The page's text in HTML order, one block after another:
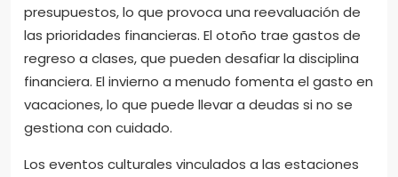
presupuestos, lo que provoca una reevaluación de
las prioridades financieras. El otoño trae gastos de
regreso a clases, que pueden desafiar la disciplina
financiera. El invierno a menudo fomenta el gasto en
vacaciones, lo que puede llevar a deudas si no se
gestiona con cuidado.
Los eventos culturales vinculados a las estaciones